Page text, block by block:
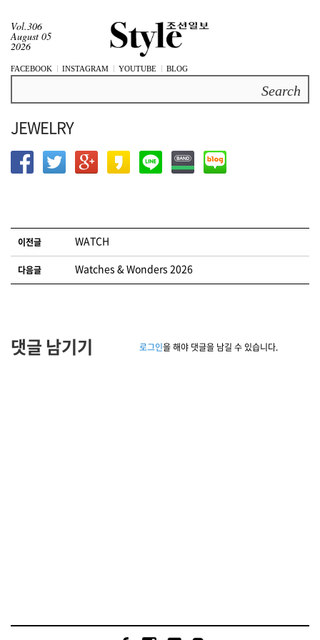
Vol.306
August 05
2026
FACEBOOK INSTAGRAM YOUTUBE BLOG
JEWELRY
글 네비게이션
이전글 WATCH
다음글 Watches & Wonders 2026
댓글 남기기 로그인을 해야 댓글을 남길 수 있습니다.